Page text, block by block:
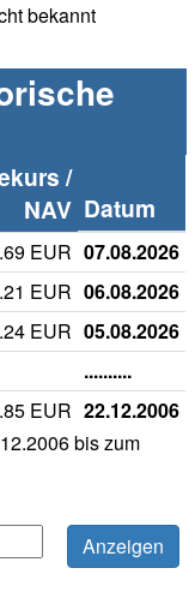
bekannt
/
NAV Datum
EUR 07.08.2026
EUR 06.08.2026
EUR 05.08.2026
..........
EUR 22.12.2006
bis zum